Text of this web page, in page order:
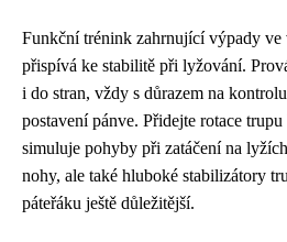
Funkční trénink zahrnující výpady ve
přispívá ke stabilitě při lyžování.
i do stran, vždy s důrazem na
postavení pánve. Přidejte rotace
simuluje pohyby při zatáčení na
nohy, ale také hluboké stabilizátory
páteřáku ještě důležitější.